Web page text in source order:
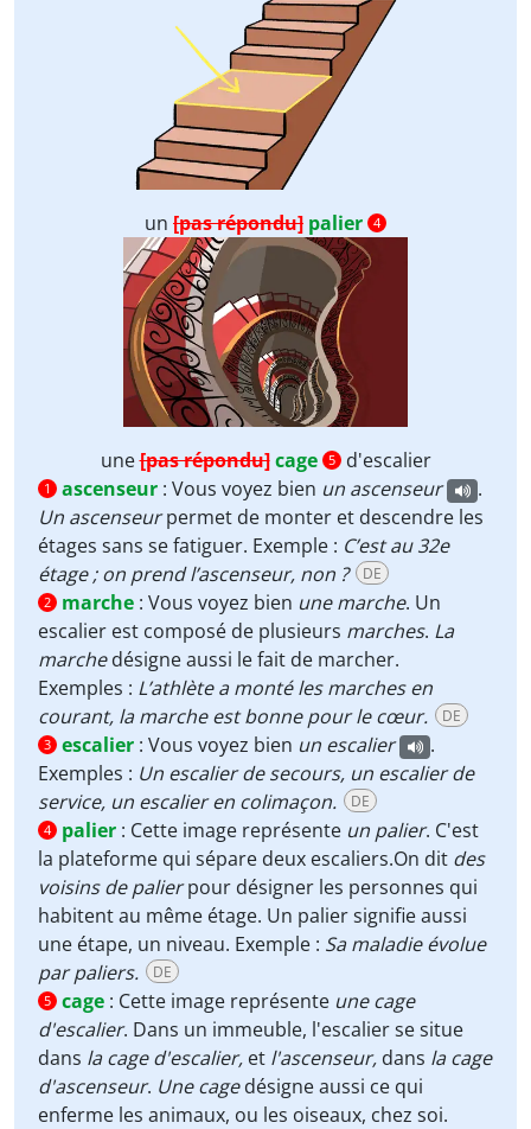
un [pas répondu] palier 4
une[pas répondu] cage 5 d'escalier
1 ascenseur : Vous voyez bien un ascenseur
.
Un ascenseurpermet de monter et descendre les
étages sans se fatiguer. Exemple : C’est au 32e
étage ; on prend l’ascenseur, non ?
DE
2 marche : Vous voyez bien une marche. Un
escalier est composé de plusieurs marches. La
marchedésigne aussi le fait de marcher.
Exemples : L’athlète a monté les marches en
courant, la marche est bonne pour le cœur.
DE
3 escalier : Vous voyez bien un escalier
.
Exemples : Un escalier de secours, un escalier de
service, un escalier en colimaçon.
DE
4 palier : Cette image représente un palier. C'est
la plateforme qui sépare deux escaliers.On dit des
voisins de palierpour désigner les personnes qui
habitent au même étage. Un palier signifie aussi
une étape, un niveau. Exemple : Sa maladie évolue
par paliers.
DE
5 cage : Cette image représente une cage
d'escalier. Dans un immeuble, l'escalier se situe
dans la cage d'escalier, et l'ascenseur, dans la cage
d'ascenseur. Une cagedésigne aussi ce qui
enferme les animaux, ou les oiseaux, chez soi.